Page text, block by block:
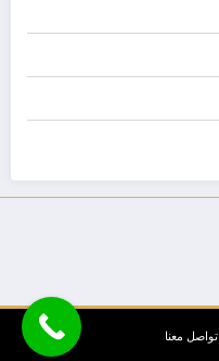
تواصل معنا